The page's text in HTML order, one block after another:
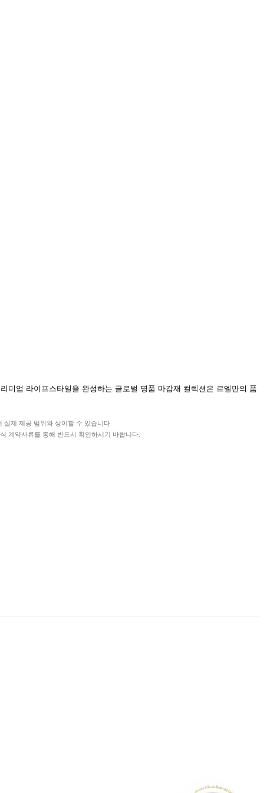
미엄 라이프스타일을 완성하는 글로벌 명품 마감재 컬렉션은 르엘만의 품
제 제공 범위와 상이할 수 있습니다.
계약서류를 통해 반드시 확인하시기 바랍니다.